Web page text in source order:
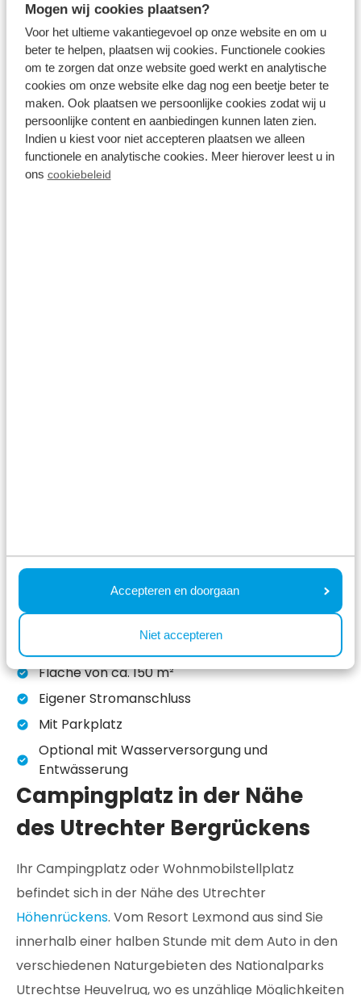
Mogen wij cookies plaatsen?
Voor het ultieme vakantiegevoel op onze website en om u
beter te helpen, plaatsen wij cookies. Functionele cookies
om te zorgen dat onze website goed werkt en analytische
cookies om onze website elke dag nog een beetje beter te
maken. Ook plaatsen we persoonlijke cookies zodat wij u
persoonlijke content en aanbiedingen kunnen laten zien.
Indien u kiest voor niet accepteren plaatsen we alleen
functionele en analytische cookies. Meer hierover leest u in
ons cookiebeleid
Accepteren en doorgaan
Niet accepteren
Alle Medien
Resort Lexmond: Camping in
der Nähe von Utrecht
Familie Urlaubserinnerungen schaffen können.
Wann erleben Sie entspanntes Campen auf
unserem Campingplatz bei Utrecht?
Über die Spielfelder
Fläche von ca. 150 m²
Eigener Stromanschluss
Mit Parkplatz
Optional mit Wasserversorgung und
Entwässerung
Campingplatz in der Nähe
des Utrechter Bergrückens
Ihr Campingplatz oder Wohnmobilstellplatz
befindet sich in der Nähe des Utrechter
Höhenrückens. Vom Resort Lexmond aus sind Sie
innerhalb einer halben Stunde mit dem Auto in den
verschiedenen Naturgebieten des Nationalparks
Utrechtse Heuvelrug, wo es unzählige Möglichkeiten